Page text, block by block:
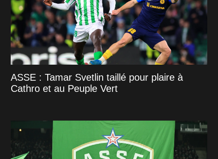
ASSE : Tamar Svetlin taillé pour plaire à
Cathro et au Peuple Vert